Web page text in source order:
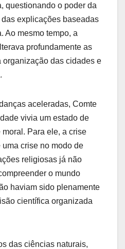
questionando o poder da
explicações baseadas
Ao mesmo tempo, a
profundamente as
organização das cidades e
aceleradas, Comte
vivia um estado de
Para ele, a crise
crise no modo de
religiosas já não
o mundo
haviam sido plenamente
científica organizada
das ciências naturais,